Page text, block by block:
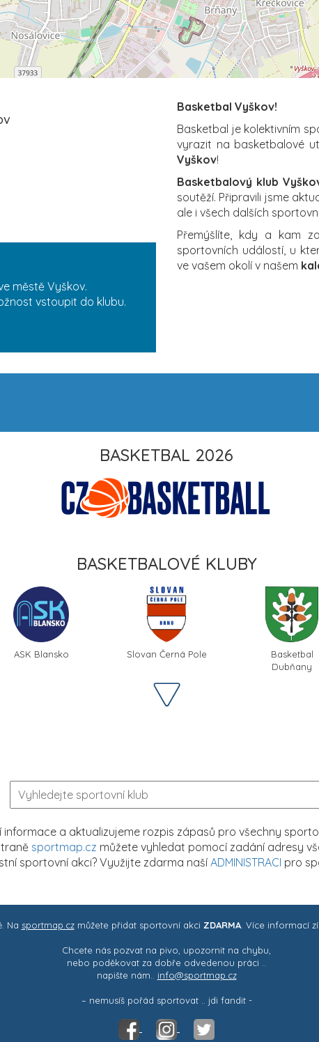
městě Vyškov.
vstoupit do klubu.
Basketbal Vyškov!
Basketbal je kolektivním
vyrazit na basketbalové
Vyškov!
Basketbalový klub
soutěží. Připravili jsme
ale i všech dalších
Přemýšlíte, kdy a kam
sportovních událostí, u
ve vašem okolí v našem
BASKETBAL 2026
BASKETBALOVÉ KLUBY
ASK Blansko Slovan Černá Pole
Basketbal
Dubňany
a aktualizujeme rozpis zápasů pro všechny
sportmap.cz můžete vyhledat pomocí zadání adresy
sportovní akci? Využijte zdarma naší ADMINISTRACI pro
Na sportmap.czmůžete přidat sportovní akci ZDARMA. Více informací
Chcete nás pozvat na pivo, upozornit na chybu,
nebo poděkovat za dobře odvedenou práci ..
napište nám.. info@sportmap.cz
– nemusíš pořád sportovat .. jdi fandit -